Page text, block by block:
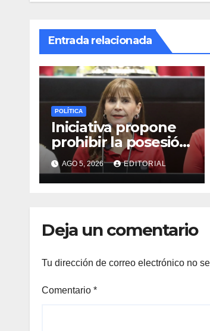
Entrada relacionada
POLÍTICA
Iniciativa propone
prohibir la posesión
y reproducción de
fauna silvestre
como mascotas
AGO 5, 2026 EDITORIAL
Deja un comentario
Tu dirección de correo electrónico no
Comentario *